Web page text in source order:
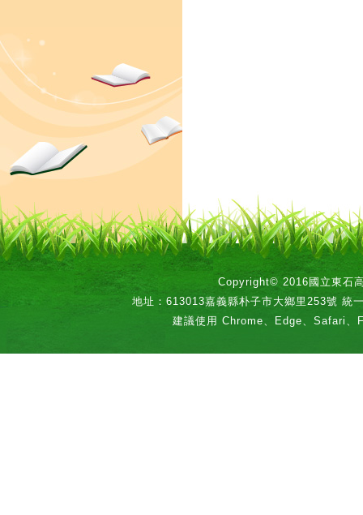
Copyright© 2016國立東石
地址：613013嘉義縣朴子市大鄉里253號 統
建議使用 Chrome、Edge、Safari